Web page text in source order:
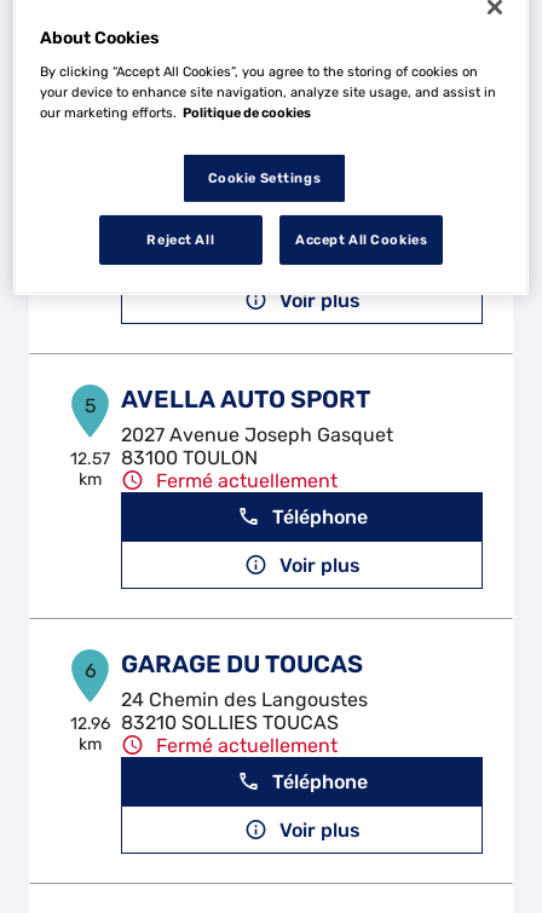
Avenue Docteur Alfred Henry
83250 LA LONDE LES MAURES
Fermé actuellement
Téléphone
Voir plus
5
12.57
km
AVELLA AUTO SPORT
2027 Avenue Joseph Gasquet
83100 TOULON
Fermé actuellement
Téléphone
Voir plus
6
12.96
km
GARAGE DU TOUCAS
24 Chemin des Langoustes
83210 SOLLIES TOUCAS
Fermé actuellement
Téléphone
Voir plus
About Cookies
By clicking “Accept All Cookies”, you agree to the storing of cookies on
your device to enhance site navigation, analyze site usage, and assist in
our marketing efforts. Politique de cookies
Cookie Settings
Reject All Accept All Cookies